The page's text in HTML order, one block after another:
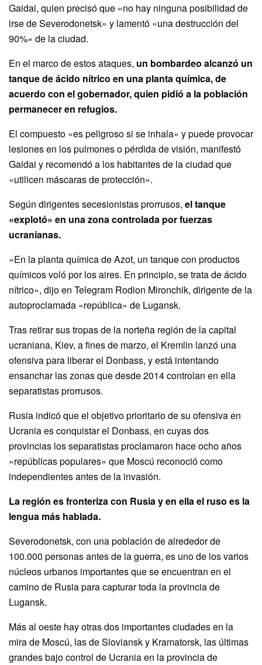
Gaidai, quien precisó que «no hay ninguna posibilidad de
irse de Severodonetsk» y lamentó «una destrucción del
90%» de la ciudad.
En el marco de estos ataques, un bombardeo alcanzó un
tanque de ácido nítrico en una planta química, de
acuerdo con el gobernador, quien pidió a la población
permanecer en refugios.
El compuesto «es peligroso si se inhala» y puede provocar
lesiones en los pulmones o pérdida de visión, manifestó
Gaidai y recomendó a los habitantes de la ciudad que
«utilicen máscaras de protección».
Según dirigentes secesionistas prorrusos, el tanque
«explotó» en una zona controlada por fuerzas
ucranianas.
«En la planta química de Azot, un tanque con productos
químicos voló por los aires. En principio, se trata de ácido
nítrico», dijo en Telegram Rodion Mironchik, dirigente de la
autoproclamada «república» de Lugansk.
Tras retirar sus tropas de la norteña región de la capital
ucraniana, Kiev, a fines de marzo, el Kremlin lanzó una
ofensiva para liberar el Donbass, y está intentando
ensanchar las zonas que desde 2014 controlan en ella
separatistas prorrusos.
Rusia indicó que el objetivo prioritario de su ofensiva en
Ucrania es conquistar el Donbass, en cuyas dos
provincias los separatistas proclamaron hace ocho años
«repúblicas populares» que Moscú reconoció como
independientes antes de la invasión.
La región es fronteriza con Rusia y en ella el ruso es la
lengua más hablada.
Severodonetsk, con una población de alrededor de
100.000 personas antes de la guerra, es uno de los varios
núcleos urbanos importantes que se encuentran en el
camino de Rusia para capturar toda la provincia de
Lugansk.
Más al oeste hay otras dos importantes ciudades en la
mira de Moscú, las de Sloviansk y Kramatorsk, las últimas
grandes bajo control de Ucrania en la provincia de